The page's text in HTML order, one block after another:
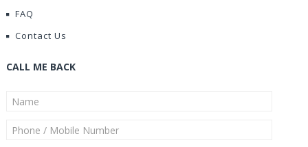
FAQ
Contact Us
CALL ME BACK